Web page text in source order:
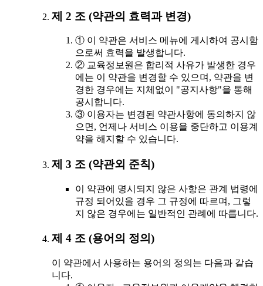
제 2 조 (약관의 효력과 변경)
① 이 약관은 서비스 메뉴에 게시하여 공시함
으로써 효력을 발생합니다.
② 교육정보원은 합리적 사유가 발생한 경우
에는 이 약관을 변경할 수 있으며, 약관을 변
경한 경우에는 지체없이 "공지사항"을 통해
공시합니다.
③ 이용자는 변경된 약관사항에 동의하지 않
으면, 언제나 서비스 이용을 중단하고 이용계
약을 해지할 수 있습니다.
제 3 조 (약관외 준칙)
이 약관에 명시되지 않은 사항은 관계 법령에
규정 되어있을 경우 그 규정에 따르며, 그렇
지 않은 경우에는 일반적인 관례에 따릅니다.
제 4 조 (용어의 정의)
이 약관에서 사용하는 용어의 정의는 다음과 같습
니다.